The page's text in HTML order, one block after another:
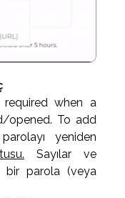
when a
opened. To add
yeniden
Sayılar ve
bir parola (veya